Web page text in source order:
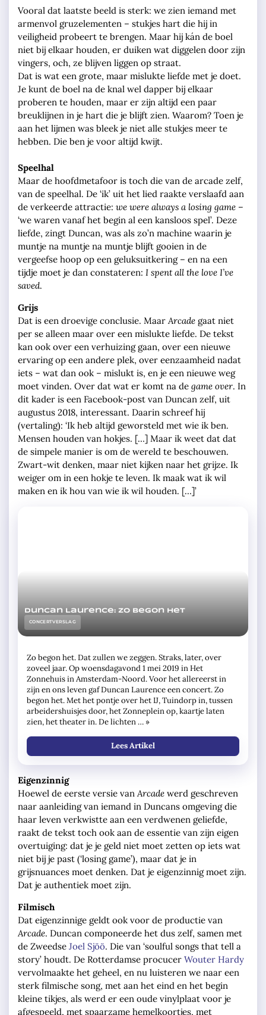
Vooral dat laatste beeld is sterk: we zien iemand met
armenvol gruzelementen – stukjes hart die hij in
veiligheid probeert te brengen. Maar hij kán de boel
niet bij elkaar houden, er duiken wat diggelen door zijn
vingers, och, ze blijven liggen op straat.
Dat is wat een grote, maar mislukte liefde met je doet.
Je kunt de boel na de knal wel dapper bij elkaar
proberen te houden, maar er zijn altijd een paar
breuklijnen in je hart die je blijft zien. Waarom? Toen je
aan het lijmen was bleek je niet alle stukjes meer te
hebben. Die ben je voor altijd kwijt.
Speelhal
Maar de hoofdmetafoor is toch die van de arcade zelf,
van de speelhal. De ‘ik’ uit het lied raakte verslaafd aan
de verkeerde attractie: we were always a losing game –
‘we waren vanaf het begin al een kansloos spel’. Deze
liefde, zingt Duncan, was als zo’n machine waarin je
muntje na muntje na muntje blijft gooien in de
vergeefse hoop op een geluksuitkering – en na een
tijdje moet je dan constateren: I spent all the love I’ve
saved.
Grijs
Dat is een droevige conclusie. MaarArcade gaat niet
per se alleen maar over een mislukte liefde. De tekst
kan ook over een verhuizing gaan, over een nieuwe
ervaring op een andere plek, over eenzaamheid nadat
iets – wat dan ook – mislukt is, en je een nieuwe weg
moet vinden. Over dat wat er komt na de game over. In
dit kader is een Facebook-post van Duncan zelf, uit
augustus 2018, interessant. Daarin schreef hij
(vertaling): ‘Ik heb altijd geworsteld met wie ik ben.
Mensen houden van hokjes. […] Maar ik weet dat dat
de simpele manier is om de wereld te beschouwen.
Zwart-wit denken, maar niet kijken naar het grijze. Ik
weiger om in een hokje te leven. Ik maak wat ik wil
maken en ik hou van wie ik wil houden. […]’
Duncan Laurence: zo begon het
CONCERTVERSLAG
Zo begon het. Dat zullen we zeggen. Straks, later, over
zoveel jaar. Op woensdagavond 1 mei 2019 in Het
Zonnehuis in Amsterdam-Noord. Voor het allereerst in
zijn en ons leven gaf Duncan Laurence een concert. Zo
begon het. Met het pontje over het IJ, Tuindorp in, tussen
arbeidershuisjes door, het Zonneplein op, kaartje laten
zien, het theater in. De lichten … »
Lees Artikel
Eigenzinnig
Hoewel de eerste versie van Arcade werd geschreven
naar aanleiding van iemand in Duncans omgeving die
haar leven verkwistte aan een verdwenen geliefde,
raakt de tekst toch ook aan de essentie van zijn eigen
overtuiging: dat je je geld niet moet zetten op iets wat
niet bij je past (‘losing game’), maar dat je in
grijsnuances moet denken. Dat je eigenzinnig moet zijn.
Dat je authentiek moet zijn.
Filmisch
Dat eigenzinnige geldt ook voor de productie van
Arcade. Duncan componeerde het dus zelf, samen met
de Zweedse Joel Sjöö. Die van ‘soulful songs that tell a
story’ houdt. De Rotterdamse procucer Wouter Hardy
vervolmaakte het geheel, en nu luisteren we naar een
sterk filmische song, met aan het eind en het begin
kleine tikjes, als werd er een oude vinylplaat voor je
afgespeeld, met spaarzame hemelkoortjes, met